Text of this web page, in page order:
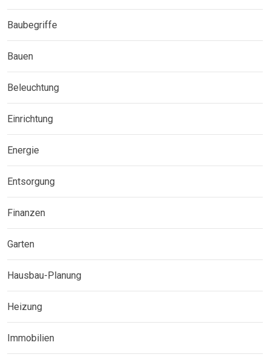
Baubegriffe
Bauen
Beleuchtung
Einrichtung
Energie
Entsorgung
Finanzen
Garten
Hausbau-Planung
Heizung
Immobilien